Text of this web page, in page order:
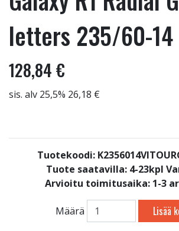
letters 235/60-14
128,84 €
sis. alv 25,5% 26,18 €
Tuotekoodi:
Tuote saatavilla: 4-23kpl
Arvioitu toimitusaika: 1-3
Määrä Lisää